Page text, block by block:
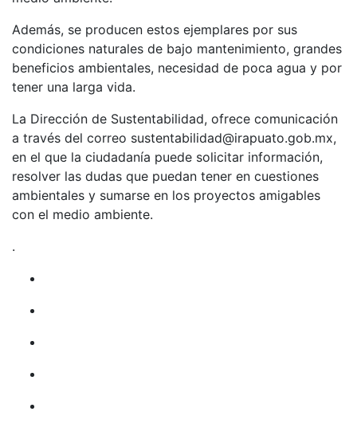
Además, se producen estos ejemplares por sus
condiciones naturales de bajo mantenimiento, grandes
beneficios ambientales, necesidad de poca agua y por
tener una larga vida.
La Dirección de Sustentabilidad, ofrece comunicación
a través del correo sustentabilidad@irapuato.gob.mx,
en el que la ciudadanía puede solicitar información,
resolver las dudas que puedan tener en cuestiones
ambientales y sumarse en los proyectos amigables
con el medio ambiente.
.